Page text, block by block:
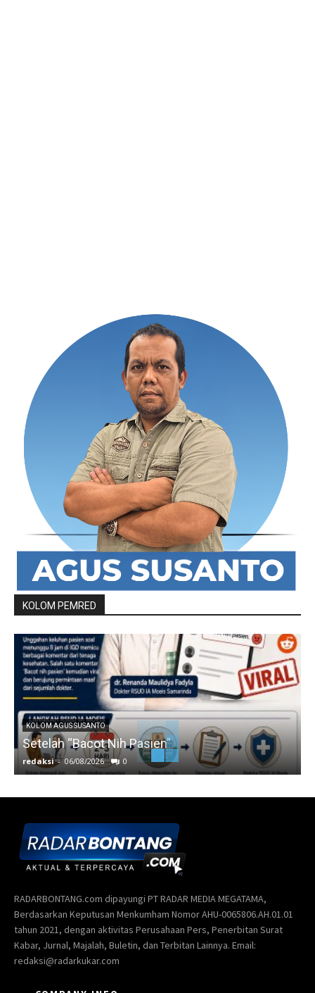
KOLOM PEMRED
KOLOM AGUS SUSANTO
Setelah “Bacot Nih Pasien”
redaksi - 06/08/2026 0
RADARBONTANG.com dipayungi PT RADAR MEDIA MEGATAMA,
Berdasarkan Keputusan Menkumham Nomor AHU-0065806.AH.01.01
tahun 2021, dengan aktivitas Perusahaan Pers, Penerbitan Surat
Kabar, Jurnal, Majalah, Buletin, dan Terbitan Lainnya. Email:
redaksi@radarkukar.com